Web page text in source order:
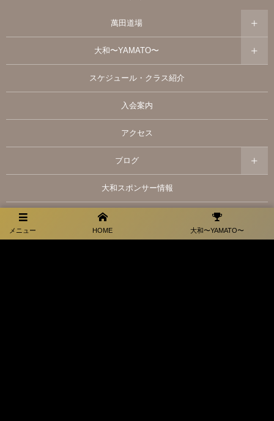
メニュー HOME 大和〜YAMATO〜
萬田道場
大和〜YAMATO〜
スケジュール・クラス紹介
入会案内
アクセス
ブログ
大和スポンサー情報